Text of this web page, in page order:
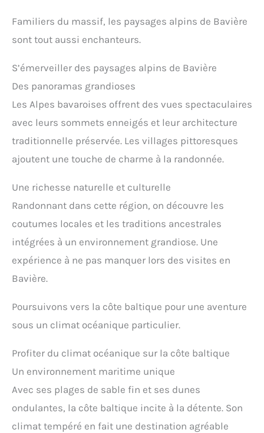
Familiers du massif, les paysages alpins de Bavière
sont tout aussi enchanteurs.
S’émerveiller des paysages alpins de Bavière
Des panoramas grandioses
Les Alpes bavaroises offrent des vues spectaculaires
avec leurs sommets enneigés et leur architecture
traditionnelle préservée. Les villages pittoresques
ajoutent une touche de charme à la randonnée.
Une richesse naturelle et culturelle
Randonnant dans cette région, on découvre les
coutumes locales et les traditions ancestrales
intégrées à un environnement grandiose. Une
expérience à ne pas manquer lors des visites en
Bavière.
Poursuivons vers la côte baltique pour une aventure
sous un climat océanique particulier.
Profiter du climat océanique sur la côte baltique
Un environnement maritime unique
Avec ses plages de sable fin et ses dunes
ondulantes, la côte baltique incite à la détente. Son
climat tempéré en fait une destination agréable